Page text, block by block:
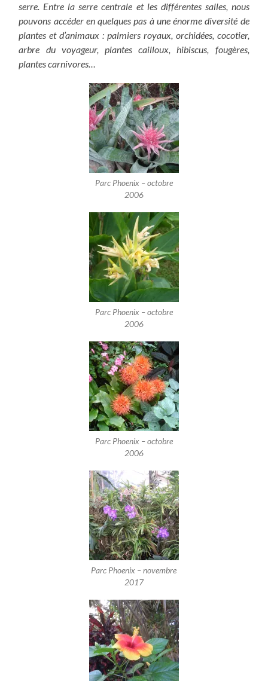
serre. Entre la serre centrale et les différentes salles, nous
pouvons accéder en quelques pas à une énorme diversité de
plantes et d’animaux : palmiers royaux, orchidées, cocotier,
arbre du voyageur, plantes cailloux, hibiscus, fougères,
plantes carnivores…
Parc Phoenix – octobre
2006
Parc Phoenix – octobre
2006
Parc Phoenix – octobre
2006
Parc Phoenix – novembre
2017